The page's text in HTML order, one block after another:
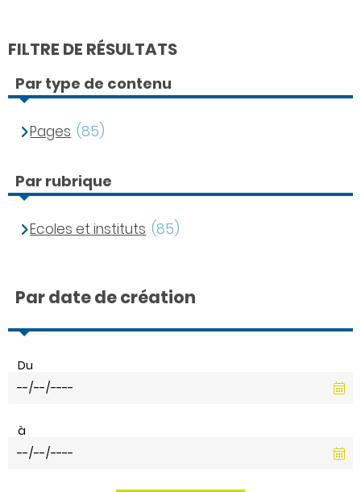
FILTRE DE RÉSULTATS
Par type de contenu
Pages (85)
Par rubrique
Ecoles et instituts (85)
Par date de création
Du
à